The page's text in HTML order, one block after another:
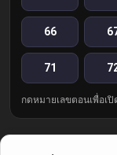
66
71
กดหมายเลขตอนเพื่อเ